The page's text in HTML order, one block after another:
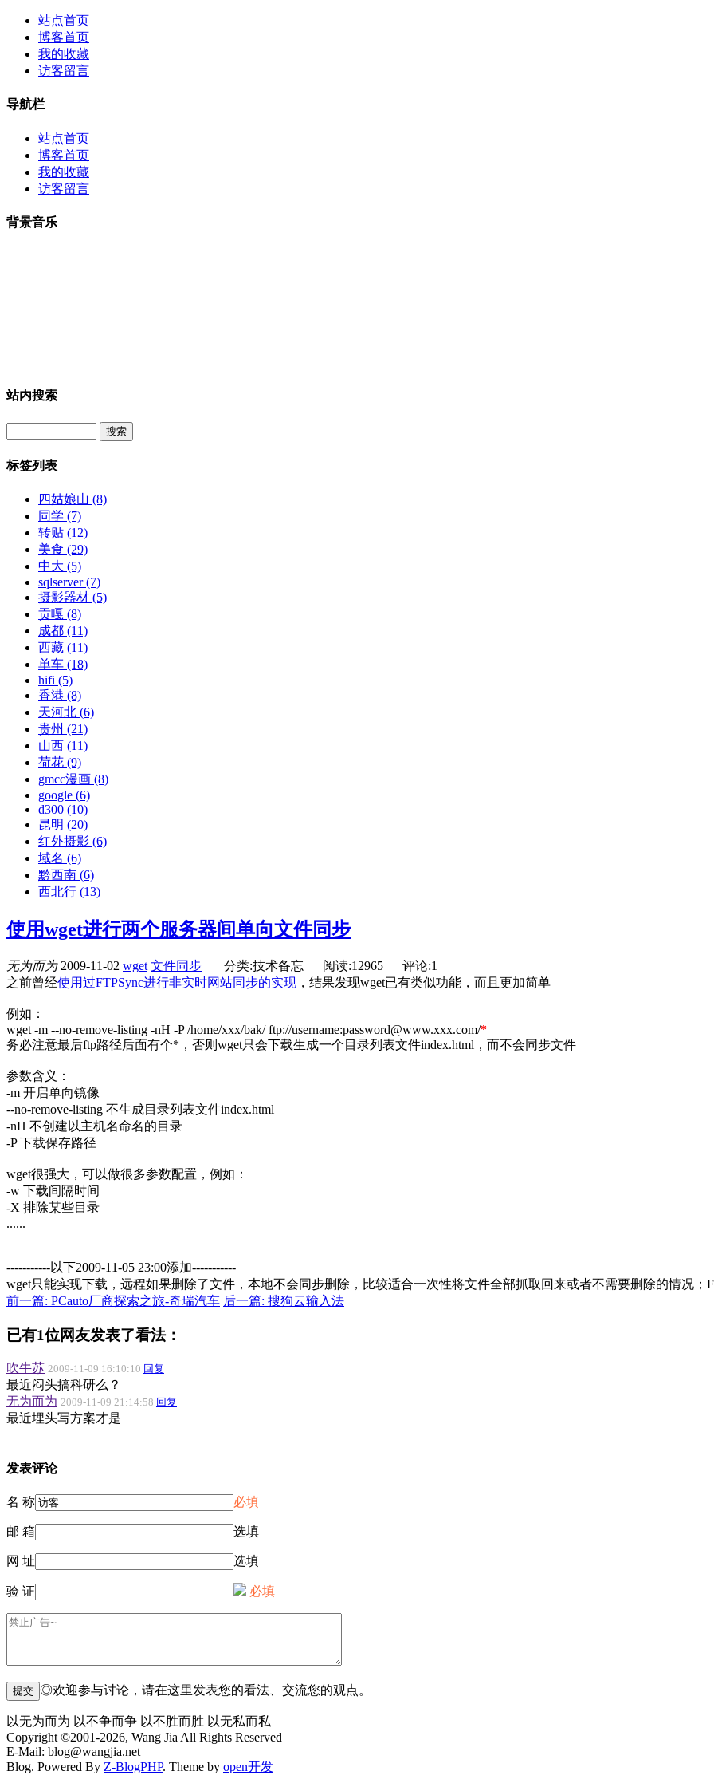
站点首页
博客首页
我的收藏
访客留言
导航栏
站点首页
博客首页
我的收藏
访客留言
背景音乐
站内搜索
标签列表
四姑娘山 (8)
同学 (7)
转贴 (12)
美食 (29)
中大 (5)
sqlserver(7)
摄影器材 (5)
贡嘎 (8)
成都 (11)
西藏 (11)
单车 (18)
hifi (5)
香港 (8)
天河北 (6)
贵州 (21)
山西 (11)
荷花 (9)
gmcc漫画 (8)
google (6)
d300 (10)
昆明 (20)
红外摄影 (6)
域名 (6)
黔西南 (6)
西北行 (13)
使用wget进行两个服务器间单向文件同步
无为而为 2009-11-02 wget 文件同步 分类:技术备忘 阅读:12965
评论:1
之前曾经使用过FTPSync进行非实时网站同步的实现 ，结果发现wget已有类似功能，而且更加简单
例如：
wget -m --no-remove-listing -nH -P /home/xxx/bak/ ftp://username:password@www.xxx.com/*
务必注意最后ftp路径后面有个*，否则wget只会下载生成一个目录列表文件index.html，而不会同步文件
参数含义：
-m 开启单向镜像
--no-remove-listing 不生成目录列表文件index.html
-nH 不创建以主机名命名的目录
-P 下载保存路径
wget很强大，可以做很多参数配置，例如：
-w 下载间隔时间
-X 排除某些目录
......
-----------以下2009-11-05 23:00添加-----------
wget只能实现下载，远程如果删除了文件，本地不会同步删除，比较适合一次性将文件全部抓取回来或者不需要删除的情况；
前一篇: PCauto厂商探索之旅-奇瑞汽车 后一篇: 搜狗云输入法
已有1位网友发表了看法：
吹牛苏 2009-11-09 16:10:10 回复
最近闷头搞科研么？
无为而为 2009-11-09 21:14:58 回复
最近埋头写方案才是
发表评论
名 称 必填
邮 箱 选填
网 址 选填
验 证 必填
◎欢迎参与讨论，请在这里发表您的看法、交流您的观点。
以无为而为 以不争而争 以不胜而胜 以无私而私
Copyright ©2001-2026, Wang Jia All Rights Reserved
E-Mail: blog@wangjia.net
Blog. Powered By Z-BlogPHP. Theme by open开发